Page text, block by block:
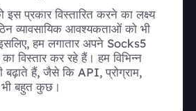
प्रकार विस्तारित करने का लक्ष्य
व्यावसायिक आवश्यकताओं को भी
हम लगातार अपने Socks5
विस्तार कर रहे हैं। हम विभिन्न
बढ़ाते हैं, जैसे कि API, प्रोग्राम,
बहुत कुछ।